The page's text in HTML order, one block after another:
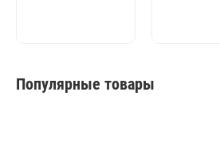
Популярные товары